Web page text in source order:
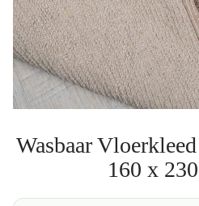
Wasbaar
160 x